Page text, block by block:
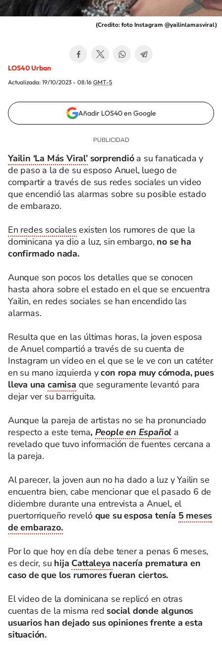
(Credito: foto Instagram @yailinlamasviral)
LOS40 Urban
Actualizada: 19/10/2023 - 08:16 GMT-5
Añadir LOS40 en Google
Yailin ‘La Más Viral’sorprendió a su fanaticada y
de paso a la de su esposo Anuel, luego de
compartir a través de sus redes sociales un video
que encendió las alarmas sobre su posible estado
de embarazo.
En redes sociales existen los rumores de que la
dominicana ya dio a luz, sin embargo, no se ha
confirmado nada.
Aunque son pocos los detalles que se conocen
hasta ahora sobre el estado en el que se encuentra
Yailin, en redes sociales se han encendido las
alarmas.
Resulta que en las últimas horas, la joven esposa
de Anuel compartió a través de su cuenta de
Instagram un video en el que se le ve con un catéter
en su mano izquierda ycon ropa muy cómoda, pues
lleva unacamisa que seguramente levantó para
dejar ver su barriguita.
Aunque la pareja de artistas no se ha pronunciado
respecto a este tema, People en Español a
revelado que tuvo información de fuentes cercana a
la pareja.
Al parecer, la joven aun no ha dado a luz y Yailin se
encuentra bien, cabe mencionar que el pasado 6 de
diciembre durante una entrevista a Anuel, el
puertorriqueño reveló que su esposa tenía 5 meses
de embarazo.
Por lo que hoy en día debe tener a penas 6 meses,
es decir, su hija Cattaleya nacería prematura en
caso de que los rumores fueran ciertos.
El video de la dominicana se replicó en otras
cuentas de la misma red social donde algunos
usuarios han dejado sus opiniones frente a esta
situación.